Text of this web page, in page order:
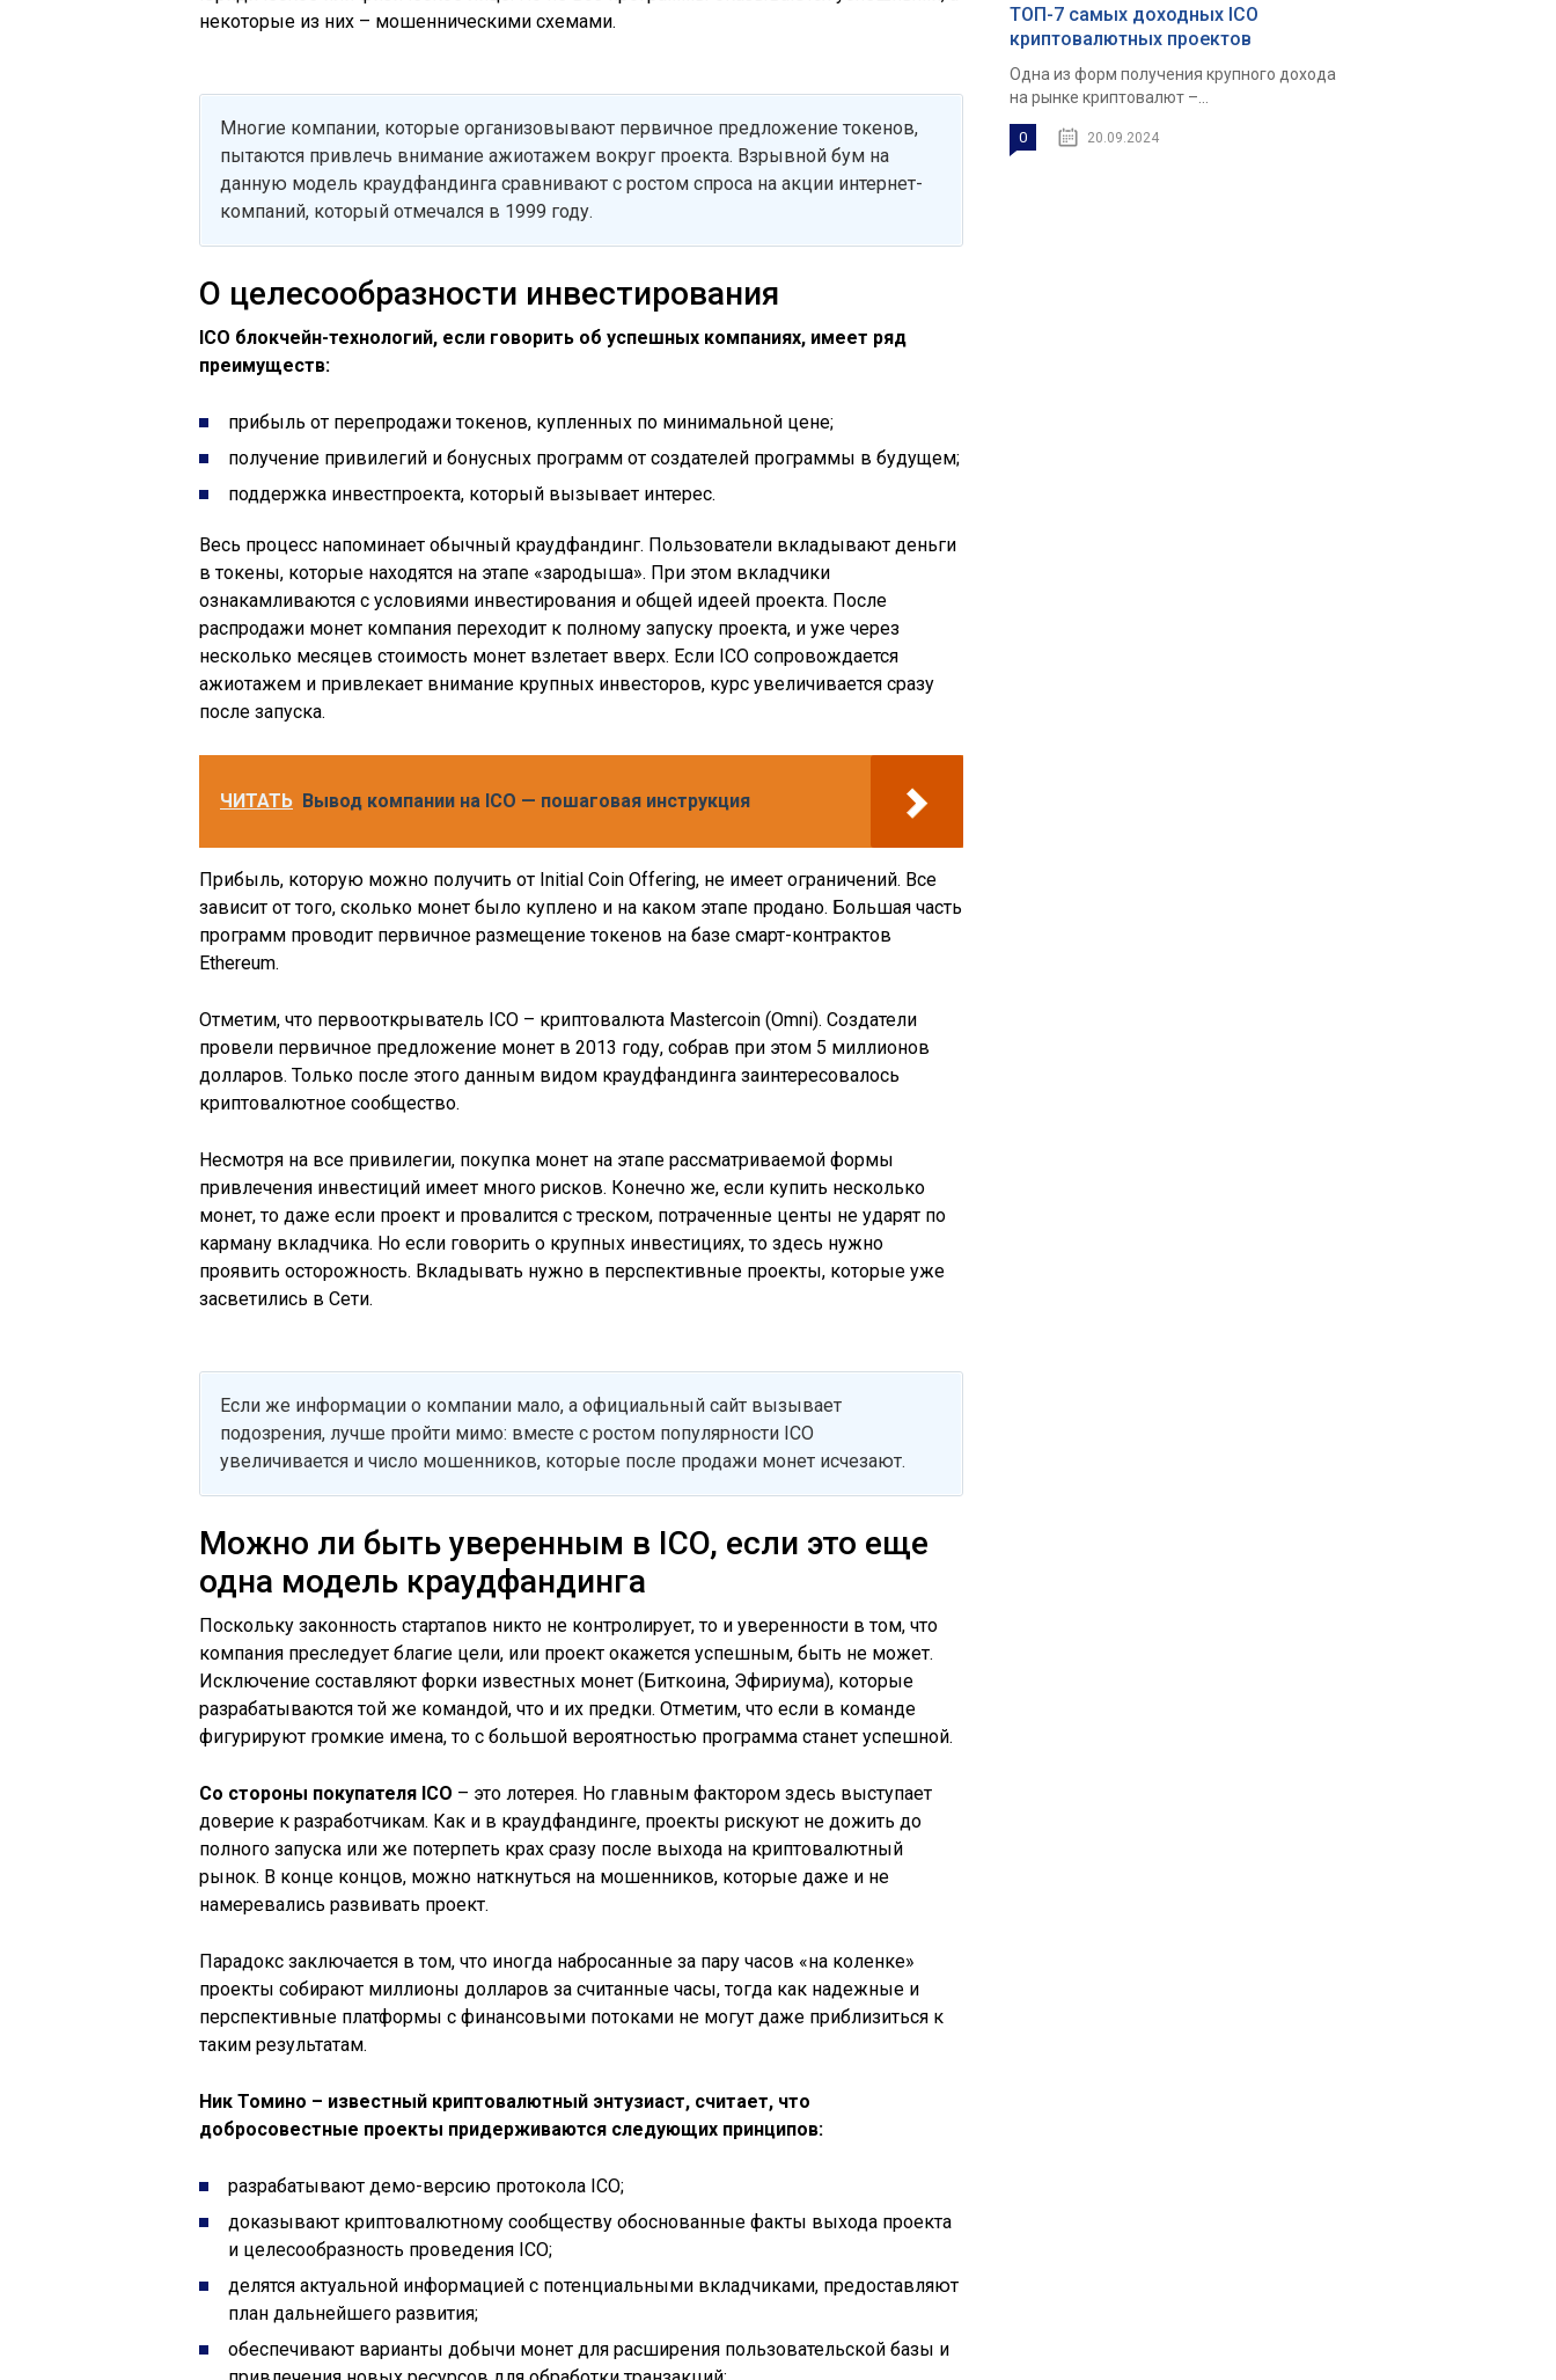
некоторые из них – мошенническими схемами.
Многие компании, которые организовывают первичное предложение токенов,
пытаются привлечь внимание ажиотажем вокруг проекта. Взрывной бум на
данную модель краудфандинга сравнивают с ростом спроса на акции интернет-
компаний, который отмечался в 1999 году.
О целесообразности инвестирования
ICO блокчейн-технологий, если говорить об успешных компаниях, имеет ряд
преимуществ:
прибыль от перепродажи токенов, купленных по минимальной цене;
получение привилегий и бонусных программ от создателей программы в будущем;
поддержка инвестпроекта, который вызывает интерес.
Весь процесс напоминает обычный краудфандинг. Пользователи вкладывают деньги
в токены, которые находятся на этапе «зародыша». При этом вкладчики
ознакамливаются с условиями инвестирования и общей идеей проекта. После
распродажи монет компания переходит к полному запуску проекта, и уже через
несколько месяцев стоимость монет взлетает вверх. Если ICO сопровождается
ажиотажем и привлекает внимание крупных инвесторов, курс увеличивается сразу
после запуска.
ЧИТАТЬ Вывод компании на ICO — пошаговая инструкция
Прибыль, которую можно получить от Initial Coin Offering, не имеет ограничений. Все
зависит от того, сколько монет было куплено и на каком этапе продано. Большая часть
программ проводит первичное размещение токенов на базе смарт-контрактов
Ethereum.
Отметим, что первооткрыватель ICO – криптовалюта Mastercoin (Omni). Создатели
провели первичное предложение монет в 2013 году, собрав при этом 5 миллионов
долларов. Только после этого данным видом краудфандинга заинтересовалось
криптовалютное сообщество.
Несмотря на все привилегии, покупка монет на этапе рассматриваемой формы
привлечения инвестиций имеет много рисков. Конечно же, если купить несколько
монет, то даже если проект и провалится с треском, потраченные центы не ударят по
карману вкладчика. Но если говорить о крупных инвестициях, то здесь нужно
проявить осторожность. Вкладывать нужно в перспективные проекты, которые уже
засветились в Сети.
Если же информации о компании мало, а официальный сайт вызывает
подозрения, лучше пройти мимо: вместе с ростом популярности ICO
увеличивается и число мошенников, которые после продажи монет исчезают.
Можно ли быть уверенным в ICO, если это еще
одна модель краудфандинга
Поскольку законность стартапов никто не контролирует, то и уверенности в том, что
компания преследует благие цели, или проект окажется успешным, быть не может.
Исключение составляют форки известных монет (Биткоина, Эфириума), которые
разрабатываются той же командой, что и их предки. Отметим, что если в команде
фигурируют громкие имена, то с большой вероятностью программа станет успешной.
Со стороны покупателя ICO – это лотерея. Но главным фактором здесь выступает
доверие к разработчикам. Как и в краудфандинге, проекты рискуют не дожить до
полного запуска или же потерпеть крах сразу после выхода на криптовалютный
рынок. В конце концов, можно наткнуться на мошенников, которые даже и не
намеревались развивать проект.
Парадокс заключается в том, что иногда набросанные за пару часов «на коленке»
проекты собирают миллионы долларов за считанные часы, тогда как надежные и
перспективные платформы с финансовыми потоками не могут даже приблизиться к
таким результатам.
Ник Томино – известный криптовалютный энтузиаст, считает, что
добросовестные проекты придерживаются следующих принципов:
разрабатывают демо-версию протокола ICO;
доказывают криптовалютному сообществу обоснованные факты выхода проекта
и целесообразность проведения ICO;
делятся актуальной информацией с потенциальными вкладчиками, предоставляют
план дальнейшего развития;
обеспечивают варианты добычи монет для расширения пользовательской базы и
ТОП-7 самых доходных ICO
криптовалютных проектов
Одна из форм получения крупного дохода
на рынке криптовалют –...
0 20.09.2024